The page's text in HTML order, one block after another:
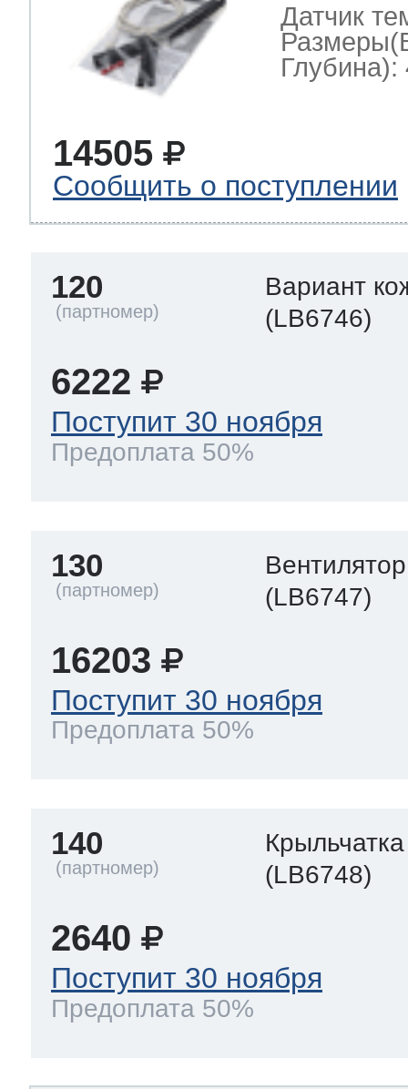
Датчик
Глубина):
14505
Сообщить о поступлении
120
Вариант
(LB6746)
6222
Поступит 30 ноября
Предоплата 50%
130
Вентилятор
(LB6747)
16203
Поступит 30 ноября
Предоплата 50%
140
(LB6748)
2640
Поступит 30 ноября
Предоплата 50%